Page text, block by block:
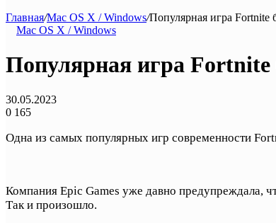
Главная/Mac OS X / Windows/Популярная игра Fortnite
Mac OS X / Windows
Популярная игра Fortnite
30.05.2023
0 165
Одна из самых популярных игр современности
Компания Epic Games уже давно предупреждала,
Так и произошло.